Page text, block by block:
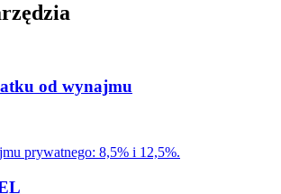
od wynajmu
prywatnego: 8,5% i 12,5%.